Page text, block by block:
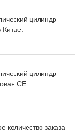
цилиндр
Китае.
цилиндр
CE.
количество заказа